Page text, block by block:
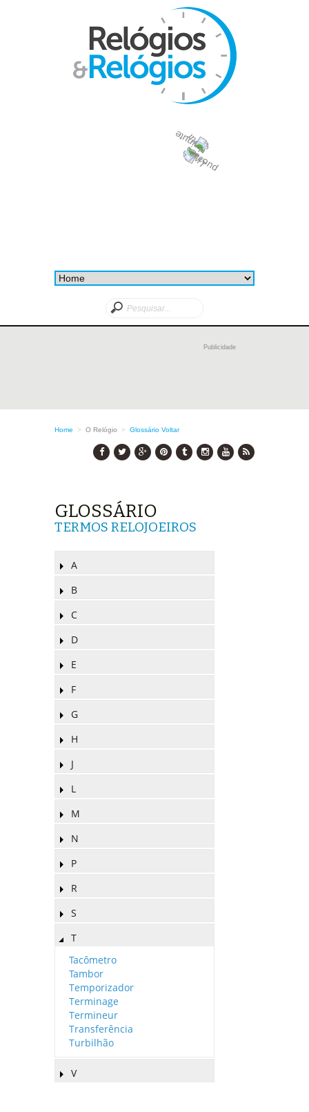
Publicidade
Home > O Relógio > Glossário Voltar
GLOSSÁRIO
TERMOS RELOJOEIROS
A
B
C
D
E
F
G
H
J
L
M
N
P
R
S
T
Tacômetro
Tambor
Temporizador
Terminage
Termineur
Transferência
Turbilhão
V